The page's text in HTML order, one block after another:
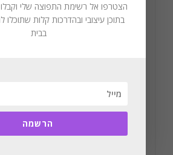
נעים מאוד! לימור אורן. מעצבת רב
הצטרפו אל רשימת התפוצה שלי
בתוכן עיצובי ובהדרכות קלות שתוכלו
בבית
הרשמה